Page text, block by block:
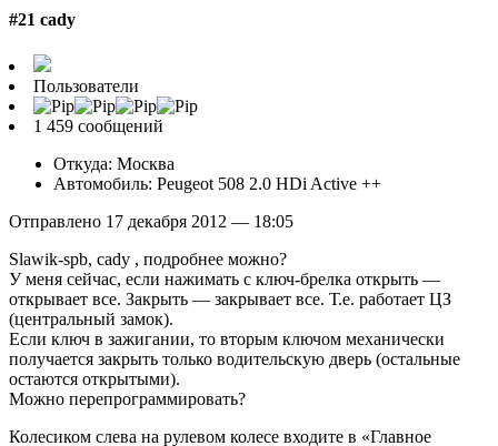
#21 cady
Пользователи
1 459 сообщений
Откуда: Москва
Автомобиль: Peugeot 508 2.0 HDi Active ++
Отправлено 17 декабря 2012 — 18:05
Slawik-spb, cady , подробнее можно?
У меня сейчас, если нажимать с ключ-брелка открыть —
открывает все. Закрыть — закрывает все. Т.е. работает ЦЗ
(центральный замок).
Если ключ в зажигании, то вторым ключом механически
получается закрыть только водительскую дверь (остальные
остаются открытыми).
Можно перепрограммировать?
Колесиком слева на рулевом колесе входите в «Главное